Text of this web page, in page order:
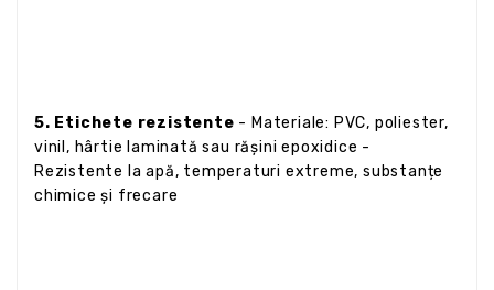
5. Etichete rezistente - Materiale: PVC, poliester,
vinil, hârtie laminată sau rășini epoxidice -
Rezistente la apă, temperaturi extreme, substanțe
chimice și frecare